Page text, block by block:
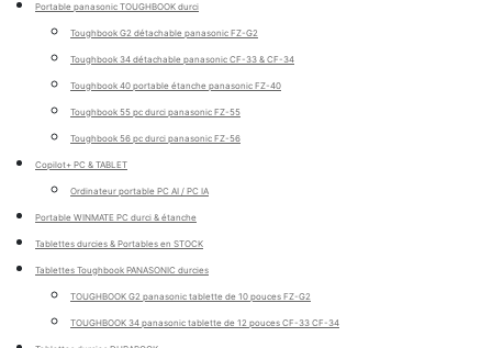
Portable panasonic TOUGHBOOK durci
Toughbook G2 détachable panasonic FZ-G2
Toughbook 34 détachable panasonic CF-33 & CF-34
Toughbook 40 portable étanche panasonic FZ-40
Toughbook 55 pc durci panasonic FZ-55
Toughbook 56 pc durci panasonic FZ-56
Copilot+ PC & TABLET
Ordinateur portable PC AI / PC IA
Portable WINMATE PC durci & étanche
Tablettes durcies & Portables en STOCK
Tablettes Toughbook PANASONIC durcies
TOUGHBOOK G2 panasonic tablette de 10 pouces FZ-G2
TOUGHBOOK 34 panasonic tablette de 12 pouces CF-33 CF-34